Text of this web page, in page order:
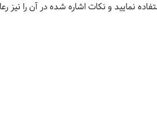
نمایید و نکات اشاره شده در آن را نیز